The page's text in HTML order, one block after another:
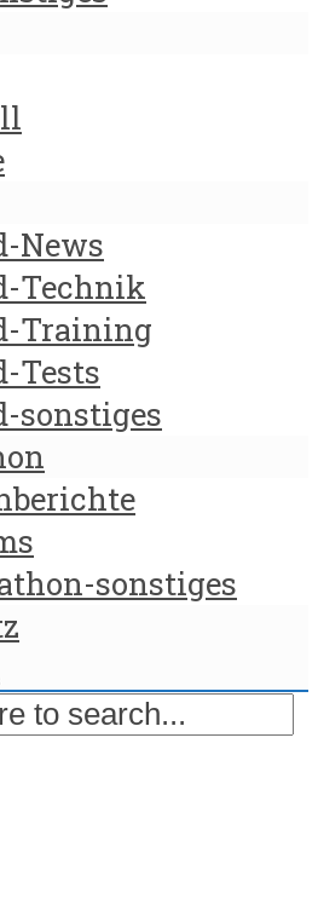
News
Technik
Training
Tests
sonstiges
sonstiges